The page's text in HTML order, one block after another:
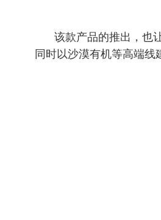
该款产品的推出，也
同时以沙漠有机等高端线